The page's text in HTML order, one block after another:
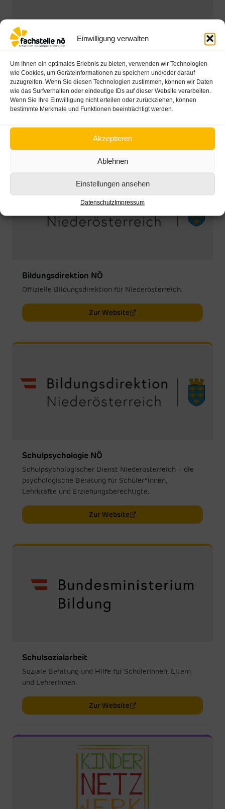
Einwilligung verwalten
Um Ihnen ein optimales Erlebnis zu bieten, verwenden wir Technologien
wie Cookies, um Geräteinformationen zu speichern und/oder darauf
zuzugreifen. Wenn Sie diesen Technologien zustimmen, können wir Daten
wie das Surfverhalten oder eindeutige IDs auf dieser Website verarbeiten.
Wenn Sie Ihre Einwilligung nicht erteilen oder zurückziehen, können
bestimmte Merkmale und Funktionen beeinträchtigt werden.
Akzeptieren
Ablehnen
Einstellungen ansehen
DatenschutzImpressum